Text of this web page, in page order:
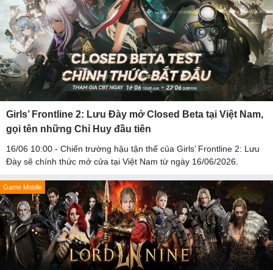
Girls’ Frontline 2: Lưu Đày mở Closed Beta tại Việt Nam,
gọi tên những Chỉ Huy đầu tiên
16/06 10:00 - Chiến trường hậu tận thế của Girls’ Frontline 2: Lưu
Đày sẽ chính thức mở cửa tại Việt Nam từ ngày 16/06/2026.
Game Mobile